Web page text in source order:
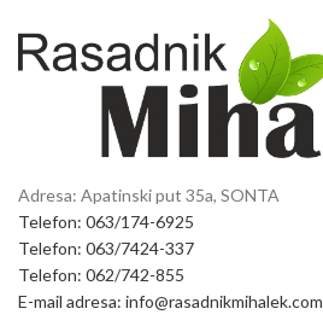
Adresa: Apatinski put 35a, SONTA
Telefon: 063/174-6925
Telefon: 063/7424-337
Telefon: 062/742-855
E-mail adresa: info@rasadnikmihalek.com